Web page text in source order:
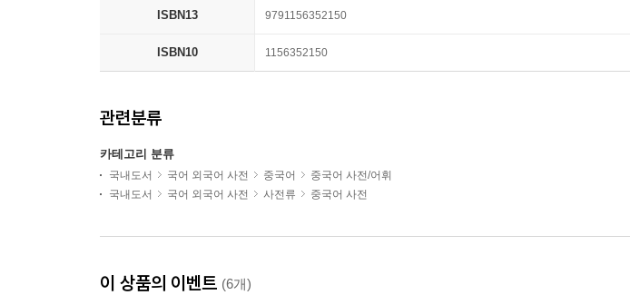
ISBN13 9791156352150
ISBN10 1156352150
관련분류
카테고리 분류
국내도서 국어 외국어 사전 중국어
중국어 사전/어휘
국내도서
국어 외국어 사전 사전류 중국어 사전
이 상품의 이벤트 (6개)